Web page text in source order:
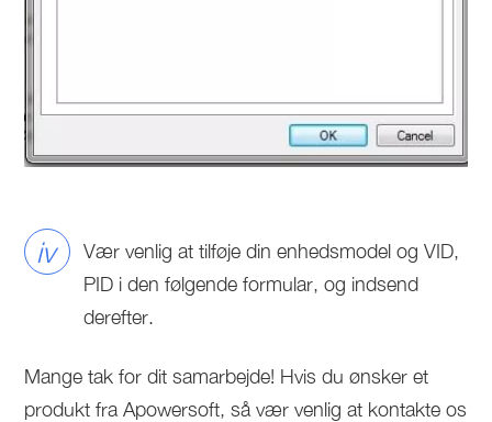
iv
Vær venlig at tilføje din enhedsmodel og VID,
PID i den følgende formular, og indsend
derefter.
Mange tak for dit samarbejde! Hvis du ønsker et
produkt fra Apowersoft, så vær venlig at kontakte os